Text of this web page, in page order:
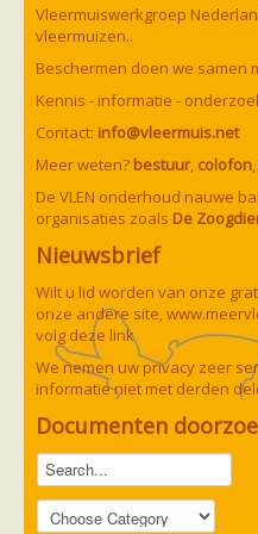
Vleermuizen in de tuin
Aankondiging
Ik ben op zoek naar
Ecologie en soorten
Hoe vleermuizen leven
Voedsel en jagen
Verblijfplaatsen
Echolocatie
Soorten
Baardvleermuis
Bechsteins
Bosvleermuis
Brandt's vleermuis
Bruine of
Franjestaart
Gewone
Grijze
Grote rosse
Ingekorven
Kleine en grote
Laatvlieger
Meervleermuis
Noordse vleermuis
Rosse vleermuis
Paul van Hoof
Vleermuiswerkgroep
vleermuizen..
Beschermen doen we samen
Kennis - informatie -
Contact: info@vleermuis.net
Meer weten? bestuur, colofon,
De VLEN onderhoud nauwe
organisaties zoals De
Nieuwsbrief
Wilt u lid worden van onze
onze andere site,
volg deze link
We nemen uw privacy zeer
informatie niet met derden
Documenten